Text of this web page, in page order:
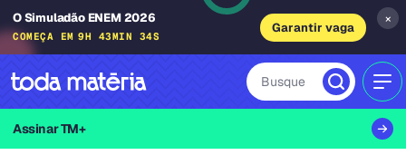
O Simuladão ENEM 2026
COMEÇA EM 9H 43MIN 33S
Garantir vaga
×
Busque
Assinar TM+